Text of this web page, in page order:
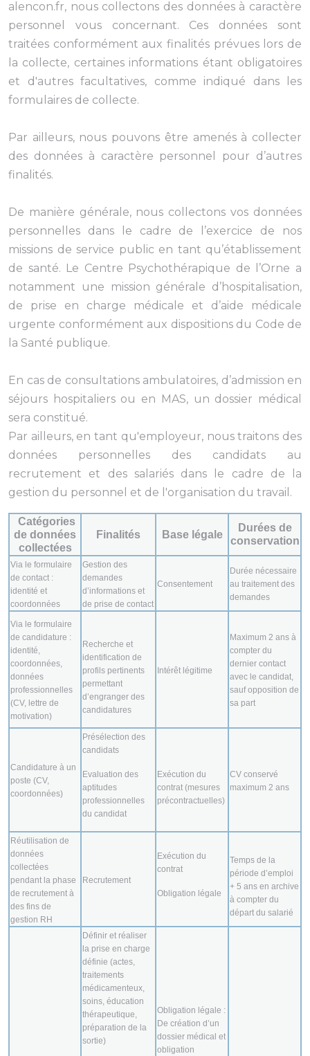
alencon.fr, nous collectons des données à caractère
personnel vous concernant. Ces données sont
traitées conformément aux finalités prévues lors de
la collecte, certaines informations étant obligatoires
et d'autres facultatives, comme indiqué dans les
formulaires de collecte.
Par ailleurs, nous pouvons être amenés à collecter
des données à caractère personnel pour d’autres
finalités.
De manière générale, nous collectons vos données
personnelles dans le cadre de l’exercice de nos
missions de service public en tant qu’établissement
de santé. Le Centre Psychothérapique de l’Orne a
notamment une mission générale d’hospitalisation,
de prise en charge médicale et d’aide médicale
urgente conformément aux dispositions du Code de
la Santé publique.
En cas de consultations ambulatoires, d’admission en
séjours hospitaliers ou en MAS, un dossier médical
sera constitué.
Par ailleurs, en tant qu'employeur, nous traitons des
données personnelles des candidats au
recrutement et des salariés dans le cadre de la
gestion du personnel et de l'organisation du travail.
Catégories
de données
collectées
Finalités Base légale
Durées de
conservation
Via le formulaire
de contact :
identité et
coordonnées
Gestion des
demandes
d’informations et
de prise de contact
Consentement
Durée nécessaire
au traitement des
demandes
Via le formulaire
de candidature :
identité,
coordonnées,
données
professionnelles
(CV, lettre de
motivation)
Recherche et
identification de
profils pertinents
permettant
d’engranger des
candidatures
Intérêt légitime
Maximum 2 ans à
compter du
dernier contact
avec le candidat,
sauf opposition de
sa part
Candidature à un
poste (CV,
coordonnées)
Présélection des
candidats
Evaluation des
aptitudes
professionnelles
du candidat
Exécution du
contrat (mesures
précontractuelles)
CV conservé
maximum 2 ans
Réutilisation de
données
collectées
pendant la phase
de recrutement à
des fins de
gestion RH
Recrutement
Exécution du
contrat
Obligation légale
Temps de la
période d’emploi
+ 5 ans en archive
à compter du
départ du salarié
Définir et réaliser
la prise en charge
définie (actes,
traitements
médicamenteux,
soins, éducation
thérapeutique,
préparation de la
sortie)
Obligation légale :
De création d’un
dossier médical et
obligation